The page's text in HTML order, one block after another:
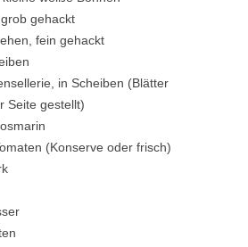
gehackt
fein gehackt
in Scheiben (Blätter
Seite gestellt)
(Konserve oder frisch)